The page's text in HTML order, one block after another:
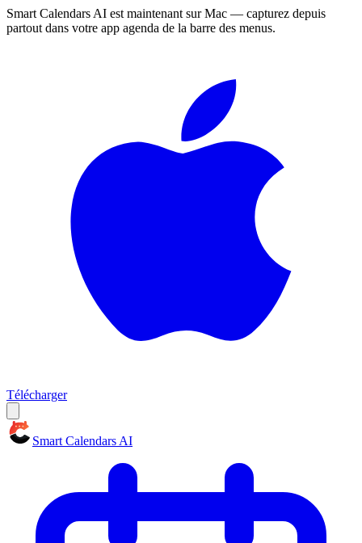
Smart Calendars AI est maintenant sur Mac — capturez depuis
partout dans votre app agenda de la barre des menus.
Télécharger
Smart Calendars AI